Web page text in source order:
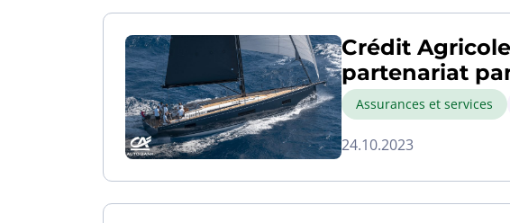
Crédit
partenariat
Assurances et services
24.10.2023